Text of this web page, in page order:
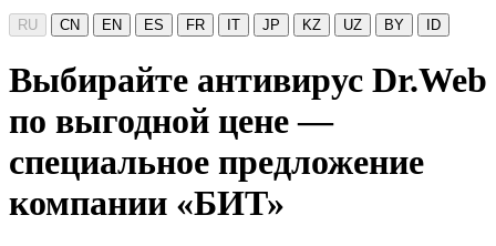
RU CN EN ES FR IT JP KZ UZ BY ID
Выбирайте антивирус Dr.Web
по выгодной цене —
специальное предложение
компании «БИТ»